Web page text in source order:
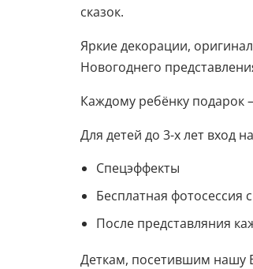
сказок.
Яркие декорации,
Новогоднего
Каждому ребёнку подарок
Для детей до 3-х лет вход
Спецэффекты
Бесплатная
После представляния
Деткам, посетившим нашу